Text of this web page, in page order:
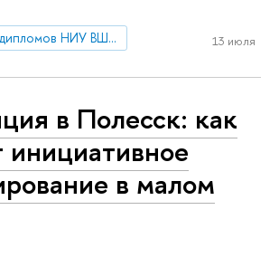
Программа двух дипломов НИУ ВШЭ и Университета Кёнхи «Экономика и политика в Азии»
13 июля
в Полесск: как
инициативное
в малом